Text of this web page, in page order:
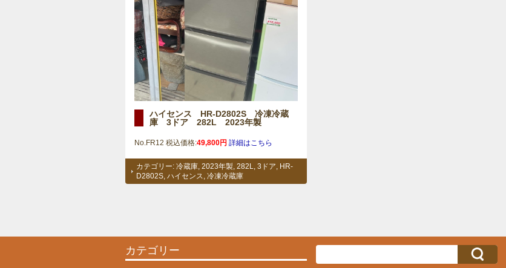
ハイセンス HR-D2802S 冷凍冷蔵
庫 3ドア 282L 2023年製
No.FR12 税込価格:49,800円 詳細はこちら
カテゴリー: 冷蔵庫 2023年製 282L 3ドア
HR-
D2802S ハイセンス 冷凍冷蔵庫
カテゴリー